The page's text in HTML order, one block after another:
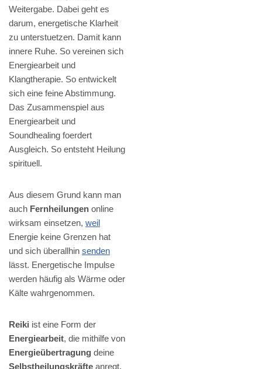
Weitergabe. Dabei geht es
darum, energetische Klarheit
zu unterstuetzen. Damit kann
innere Ruhe. So vereinen sich
Energiearbeit und
Klangtherapie. So entwickelt
sich eine feine Abstimmung.
Das Zusammenspiel aus
Energiearbeit und
Soundhealing foerdert
Ausgleich. So entsteht Heilung
spirituell.
Aus diesem Grund kann man
auch Fernheilungen online
wirksam einsetzen, weil
Energie keine Grenzen hat
und sich überallhin senden
lässt. Energetische Impulse
werden häufig als Wärme oder
Kälte wahrgenommen.
Reiki ist eine Form der
Energiearbeit, die mithilfe von
Energieübertragung deine
Selbstheilungskräfte anregt.